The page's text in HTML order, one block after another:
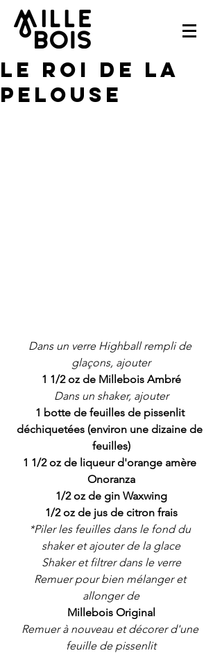
Le Roi de la
pelouse
Dans un verre Highball rempli de
glaçons, ajouter
1 1/2 oz de Millebois Ambré
Dans un shaker, ajouter
1 botte de feuilles de pissenlit
déchiquetées (environ une dizaine de
feuilles)
1 1/2 oz de liqueur d'orange amère
Onoranza
1/2 oz de gin Waxwing
1/2 oz de jus de citron frais
*Piler les feuilles dans le fond du
shaker et ajouter de la glace
Shaker et filtrer dans le verre
Remuer pour bien mélanger et
allonger de
Millebois Original
Remuer à nouveau et décorer d'une
feuille de pissenlit